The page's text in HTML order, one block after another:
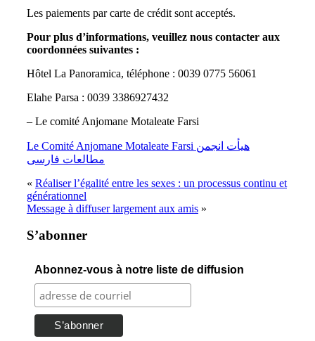
Les paiements par carte de crédit sont acceptés.
Pour plus d’informations, veuillez nous contacter aux
coordonnées suivantes :
Hôtel La Panoramica, téléphone : 0039 0775 56061
Elahe Parsa : 0039 3386927432
– Le comité Anjomane Motaleate Farsi
Le Comité Anjomane Motaleate Farsi هيأت انجمن
مطالعات فارسی
« Réaliser l’égalité entre les sexes : un processus continu et
générationnel
Message à diffuser largement aux amis »
S’abonner
Abonnez-vous à notre liste de diffusion